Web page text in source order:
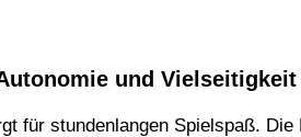
und Vielseitigkeit
für stundenlangen Spielspaß. Die